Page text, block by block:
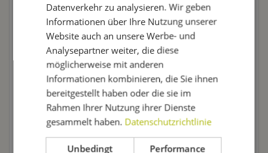
In diesem Braulexikon erfährst Du, was der
Außenbereichfür den Biergenuss bedeutet, wie eine
Bierprobeabläuft, welcheGefäßeDir als Bierliebhaber
begegnen und was eigentlich eineWürze
Z ist hier alles Wissenswerte über Bier und Bierbrauen
zusammengetragen.
Fällt Dir eine Wissenslücke in unserem Lexikon auf,
schreib uns einfach! Wir recherchieren gerne nach,
verbessern unser Lexikon und fügen neue Begriffe
hinzu. Da wir uns schon lange in der Welt des
Datenverkehr zu analysieren. Wir geben
Informationen über Ihre Nutzung unserer
Website auch an unsere Werbe- und
Analysepartner weiter, die diese
möglicherweise mit anderen
Informationen kombinieren, die Sie ihnen
bereitgestellt haben oder die sie im
Rahmen Ihrer Nutzung ihrer Dienste
gesammelt haben. Datenschutzrichtlinie
Unbedingt
Performance